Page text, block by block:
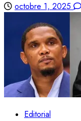
octobre 1, 2025
Editorial